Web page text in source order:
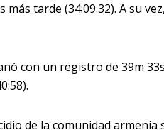
más tarde (34:09.32).A su
con un registro de 39m
de la comunidad armenia